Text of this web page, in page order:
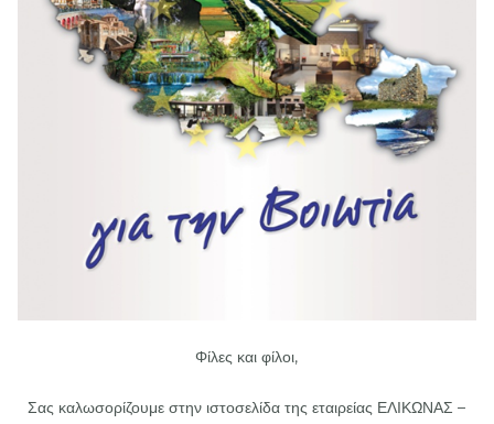
Φίλες και φίλοι,
Σας καλωσορίζουμε στην ιστοσελίδα της εταιρείας ΕΛΙΚΩΝΑΣ –